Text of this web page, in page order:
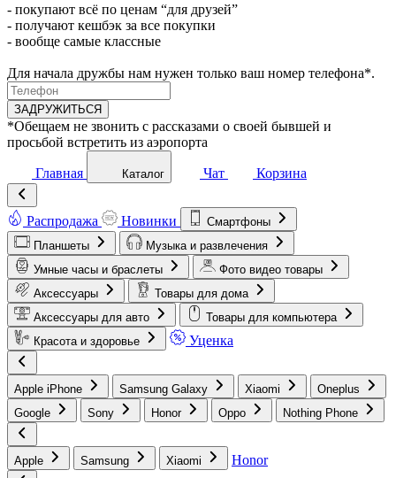
- покупают всё по ценам “для друзей”
- получают кешбэк за все покупки
- вообще самые классные
Для начала дружбы нам нужен только ваш номер телефона*.
ЗАДРУЖИТЬСЯ
*Обещаем не звонить с рассказами о своей бывшей и
просьбой встретить из аэропорта
Главная Каталог Чат Корзина
Распродажа Новинки
Смартфоны
Планшеты
Музыка и развлечения
Умные часы и браслеты
Фото видео товары
Аксессуары
Товары для дома
Аксессуары для авто
Товары для компьютера
Красота и здоровье
Уценка
Apple iPhone Samsung Galaxy Xiaomi
Oneplus
Google
Sony Honor Oppo Nothing Phone
Apple Samsung Xiaomi Honor